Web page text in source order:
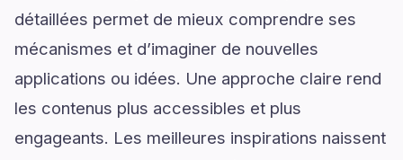
détaillées permet de mieux comprendre ses
mécanismes et d’imaginer de nouvelles
applications ou idées. Une approche claire rend
les contenus plus accessibles et plus
engageants. Les meilleures inspirations naissent